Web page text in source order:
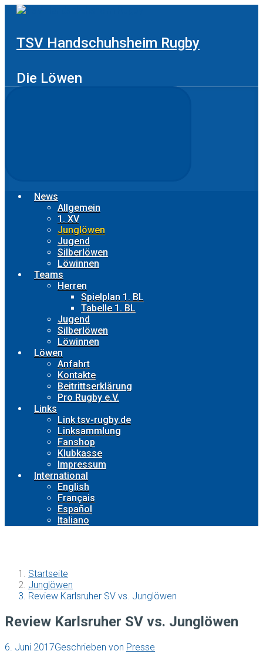
Zum
TSV Handschuhsheim Rugby
Die Löwen
News
Allgemein
1. XV
Junglöwen
Jugend
Silberlöwen
Löwinnen
Teams
Herren
Spielplan 1. BL
Tabelle 1. BL
Jugend
Silberlöwen
Löwinnen
Löwen
Anfahrt
Kontakte
Beitrittserklärung
Pro Rugby e.V.
Links
Link tsv-rugby.de
Linksammlung
Fanshop
Klubkasse
Impressum
International
English
Français
Español
Italiano
Startseite
Junglöwen
Review Karlsruher SV vs. Junglöwen
Review Karlsruher SV vs. Junglöwen
6. Juni 2017Geschrieben von Presse